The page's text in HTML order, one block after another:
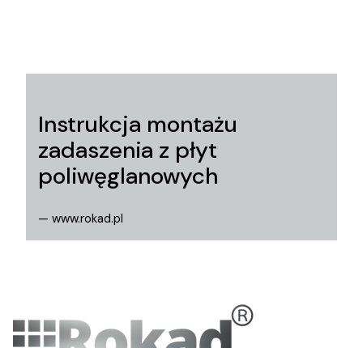
Instrukcja montażu
zadaszenia z płyt
poliwęglanowych
— www.rokad.pl